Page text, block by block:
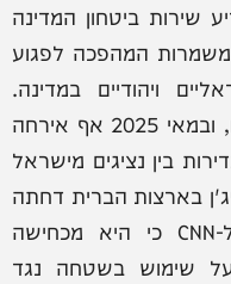
ב-6 במרץ, הודיע שירות ביטחון המדינה
משמרות המהפכה לפגוע
ויהודיים במדינה.
היחסים בין המדינות הלכו והעמיקו, ובמאי 2025 אף אירחה
בין נציגים מישראל
בארצות הברית דחתה
בתוקף את הממצאים ומסרה ל-CNN כי היא מכחישה
שימוש בשטחה נגד